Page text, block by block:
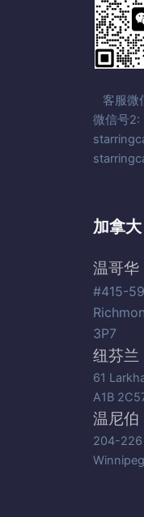
客服
微信号2:
加拿大
温哥华
#415-
3P7
纽芬兰
61
A1B
温尼伯
204-226